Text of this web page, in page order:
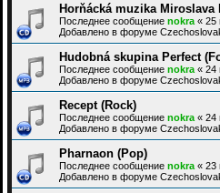
Horňácká muzika Miroslava
Последнее сообщение nokra « 25
Добавлено в форуме
Hudobná skupina Perfect
Последнее сообщение nokra « 24
Добавлено в форуме
Recept (Rock)
Последнее сообщение nokra « 24
Добавлено в форуме
Pharnaon (Pop)
Последнее сообщение nokra « 23
Добавлено в форуме